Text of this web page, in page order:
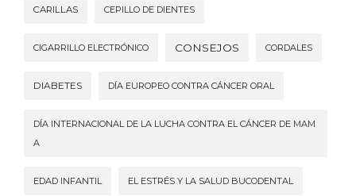
CARILLAS CEPILLO DE DIENTES
CIGARRILLO ELECTRÓNICO CONSEJOS CORDALES
DIABETES DÍA EUROPEO CONTRA CÁNCER ORAL
DÍA INTERNACIONAL DE LA LUCHA CONTRA EL CÁNCER DE MAM
A
EDAD INFANTIL EL ESTRÉS Y LA SALUD BUCODENTAL